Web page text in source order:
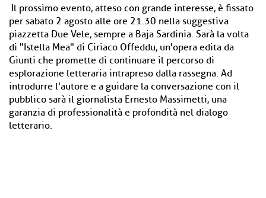
Il prossimo evento, atteso con grande interesse, è fissato
per sabato 2 agosto alle ore 21.30 nella suggestiva
piazzetta Due Vele, sempre a Baja Sardinia. Sarà la volta
di "Istella Mea" di Ciriaco Offeddu, un'opera edita da
Giunti che promette di continuare il percorso di
esplorazione letteraria intrapreso dalla rassegna. Ad
introdurre l'autore e a guidare la conversazione con il
pubblico sarà il giornalista Ernesto Massimetti, una
garanzia di professionalità e profondità nel dialogo
letterario.